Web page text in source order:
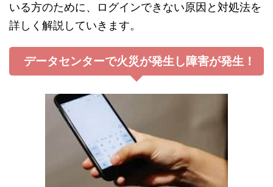
いる方のために、ログインできない原因と対処法を
詳しく解説していきます。
データセンターで火災が発生し障害が発生！